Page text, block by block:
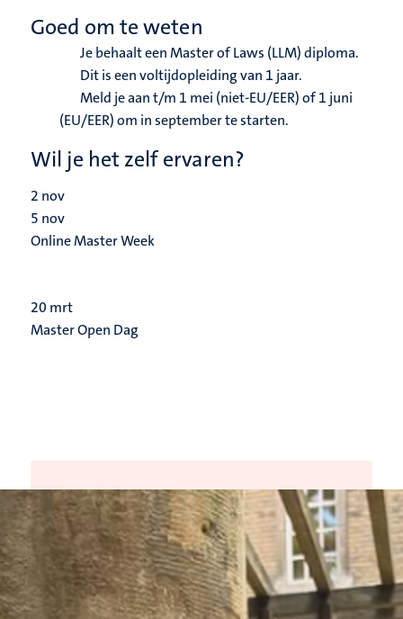
Goed om te weten
Je behaalt een Master of Laws (LLM) diploma.
Dit is een voltijdopleiding van 1 jaar.
Meld je aan t/m 1 mei (niet-EU/EER) of 1 juni
(EU/EER) om in september te starten.
Wil je het zelf ervaren?
2 nov
5 nov
Online Master Week
20 mrt
Master Open Dag